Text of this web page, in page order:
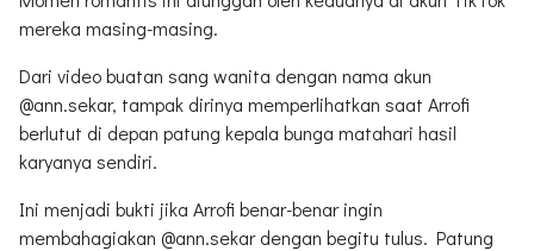
mereka masing-masing.
Dari video buatan sang wanita dengan nama akun
@ann.sekar, tampak dirinya memperlihatkan saat Arrofi
berlutut di depan patung kepala bunga matahari hasil
karyanya sendiri.
Ini menjadi bukti jika Arrofi benar-benar ingin
membahagiakan @ann.sekar dengan begitu tulus. Patung